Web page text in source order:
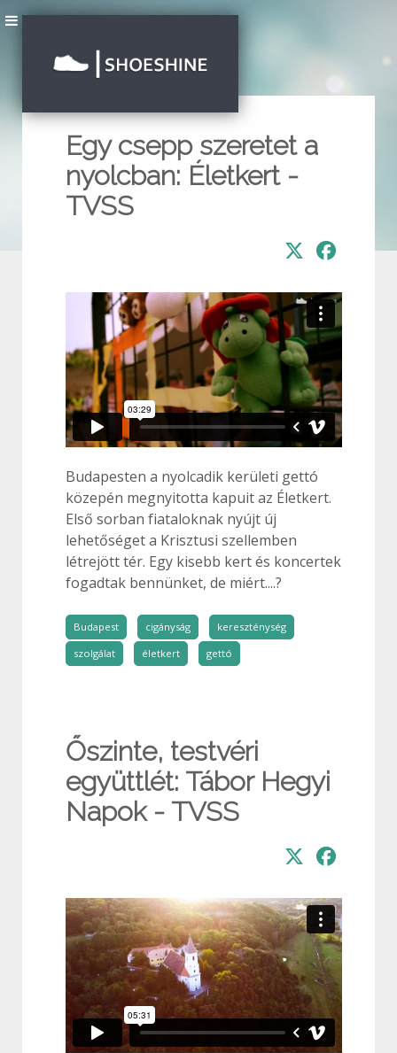
Egy csepp szeretet a
nyolcban: Életkert -
TVSS
Budapesten a nyolcadik kerületi gettó
közepén megnyitotta kapuit az Életkert.
Első sorban fiataloknak nyújt új
lehetőséget a Krisztusi szellemben
létrejött tér. Egy kisebb kert és koncertek
fogadtak bennünket, de miért....?
Budapest cigányság
kereszténység
szolgálat
életkert gettó
Őszinte, testvéri
együttlét: Tábor Hegyi
Napok - TVSS